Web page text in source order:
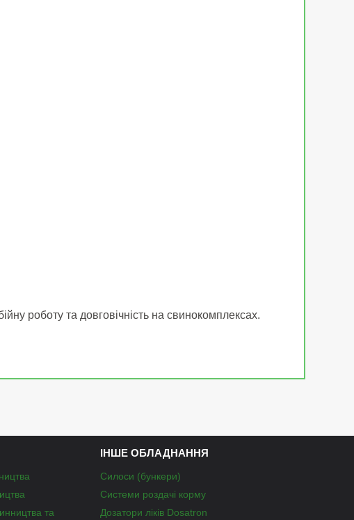
роботу та довговічність на свинокомплексах.
та
ІНШЕ ОБЛАДНАННЯ
Силоси (бункери)
Системи роздачі корму
Дозатори ліків Dosatron